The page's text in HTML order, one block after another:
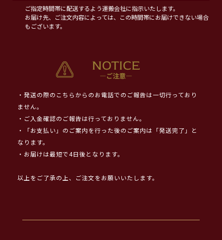
ご指定時間帯に配送するよう運搬会社に指示いたします。
お届け先、ご注文内容によっては、この時間帯にお届けできない場合
もございます。
・発送の際のこちらからのお電話でのご報告は一切行っており
ません。
・ご入金確認のご報告は行っておりません。
・「お支払い」のご案内を行った後のご案内は「発送完了」と
なります。
・お届けは最短で4日後となります。
以上をご了承の上、ご注文をお願いいたします。